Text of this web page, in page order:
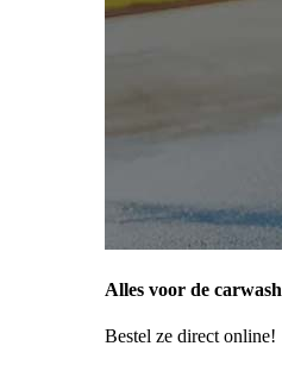
Alles voor de carwash
Bestel ze direct online!